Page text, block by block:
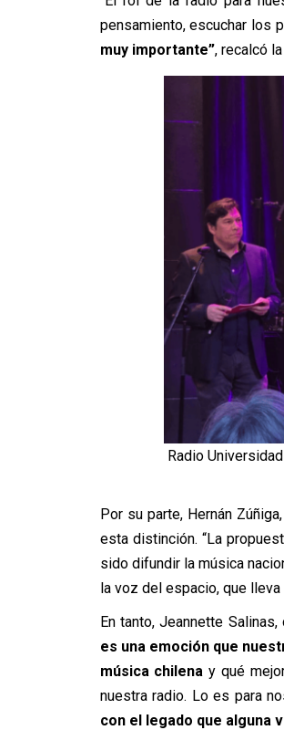
pensamiento, escuchar los
muy importante”, recalcó
Radio
Por su parte, Hernán
esta distinción. “La
sido difundir la música
la voz del espacio, que lleva
En tanto, Jeannette
es una emoción que
música chilena y qué
nuestra radio. Lo es para
con el legado que alguna